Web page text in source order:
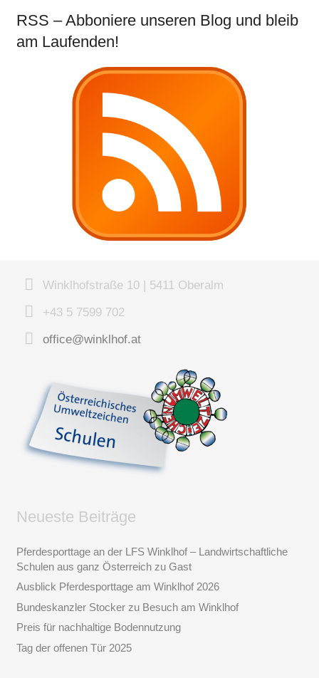
RSS – Abboniere unseren Blog und bleib
am Laufenden!
Winklhofstraße 10 | 5411 Oberalm
+43 5 7599 702
office@winklhof.at
Neueste Beiträge
Pferdesporttage an der LFS Winklhof – Landwirtschaftliche
Schulen aus ganz Österreich zu Gast
Ausblick Pferdesporttage am Winklhof 2026
Bundeskanzler Stocker zu Besuch am Winklhof
Preis für nachhaltige Bodennutzung
Tag der offenen Tür 2025